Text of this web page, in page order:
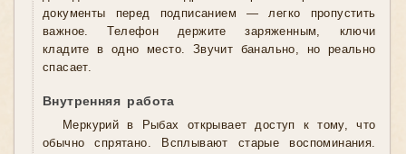
документы перед подписанием — легко пропустить
важное. Телефон держите заряженным, ключи
кладите в одно место. Звучит банально, но реально
спасает.
Внутренняя работа
Меркурий в Рыбах открывает доступ к тому, что
обычно спрятано. Всплывают старые воспоминания.